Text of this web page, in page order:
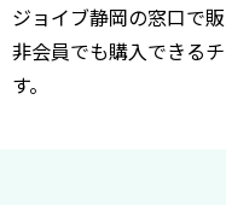
ジョイブ静岡の窓口で販
非会員でも購入できる
す。